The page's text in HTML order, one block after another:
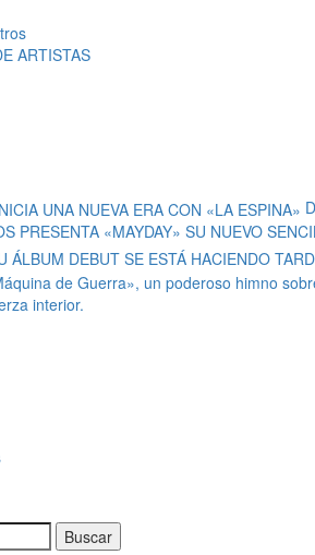
ARTISTAS
PRESENTA «MAYDAY» SU NUEVO
interior.